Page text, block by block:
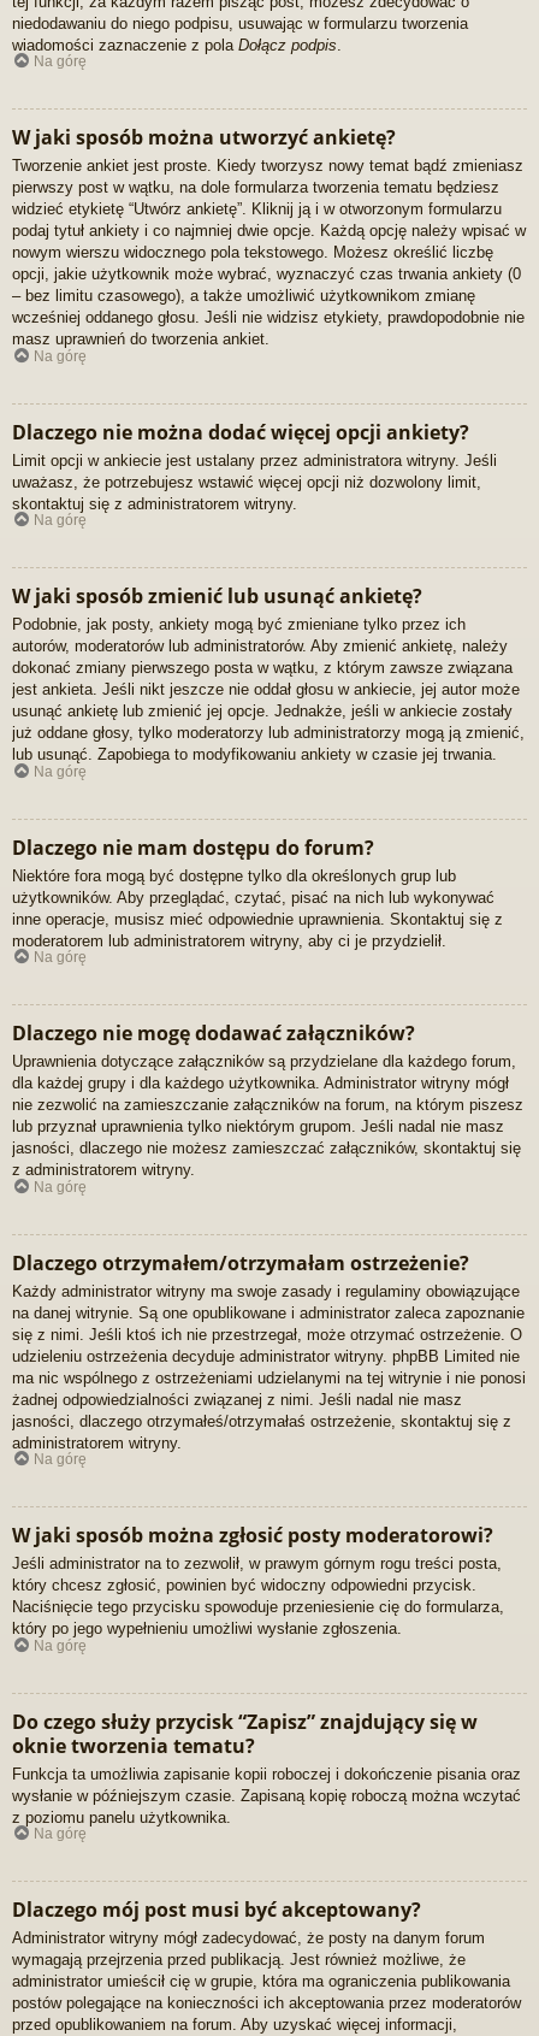
niedodawaniu do niego podpisu, usuwając w formularzu tworzenia
wiadomości zaznaczenie z pola Dołącz podpis
Na górę
W jaki sposób można utworzyć ankietę?
Tworzenie ankiet jest proste. Kiedy tworzysz nowy temat bądź zmieniasz
pierwszy post w wątku, na dole formularza tworzenia tematu będziesz
widzieć etykietę “Utwórz ankietę”. Kliknij ją i w otworzonym formularzu
podaj tytuł ankiety i co najmniej dwie opcje. Każdą opcję należy wpisać w
nowym wierszu widocznego pola tekstowego. Możesz określić liczbę
opcji, jakie użytkownik może wybrać, wyznaczyć czas trwania ankiety (0
– bez limitu czasowego), a także umożliwić użytkownikom zmianę
wcześniej oddanego głosu. Jeśli nie widzisz etykiety, prawdopodobnie nie
masz uprawnień do tworzenia ankiet.
Na górę
Dlaczego nie można dodać więcej opcji ankiety?
Limit opcji w ankiecie jest ustalany przez administratora witryny. Jeśli
uważasz, że potrzebujesz wstawić więcej opcji niż dozwolony limit,
skontaktuj się z administratorem witryny.
Na górę
W jaki sposób zmienić lub usunąć ankietę?
Podobnie, jak posty, ankiety mogą być zmieniane tylko przez ich
autorów, moderatorów lub administratorów. Aby zmienić ankietę, należy
dokonać zmiany pierwszego posta w wątku, z którym zawsze związana
jest ankieta. Jeśli nikt jeszcze nie oddał głosu w ankiecie, jej autor może
usunąć ankietę lub zmienić jej opcje. Jednakże, jeśli w ankiecie zostały
już oddane głosy, tylko moderatorzy lub administratorzy mogą ją zmienić,
lub usunąć. Zapobiega to modyfikowaniu ankiety w czasie jej trwania.
Na górę
Dlaczego nie mam dostępu do forum?
Niektóre fora mogą być dostępne tylko dla określonych grup lub
użytkowników. Aby przeglądać, czytać, pisać na nich lub wykonywać
inne operacje, musisz mieć odpowiednie uprawnienia. Skontaktuj się z
moderatorem lub administratorem witryny, aby ci je przydzielił.
Na górę
Dlaczego nie mogę dodawać załączników?
Uprawnienia dotyczące załączników są przydzielane dla każdego forum,
dla każdej grupy i dla każdego użytkownika. Administrator witryny mógł
nie zezwolić na zamieszczanie załączników na forum, na którym piszesz
lub przyznał uprawnienia tylko niektórym grupom. Jeśli nadal nie masz
jasności, dlaczego nie możesz zamieszczać załączników, skontaktuj się
z administratorem witryny.
Na górę
Dlaczego otrzymałem/otrzymałam ostrzeżenie?
Każdy administrator witryny ma swoje zasady i regulaminy obowiązujące
na danej witrynie. Są one opublikowane i administrator zaleca zapoznanie
się z nimi. Jeśli ktoś ich nie przestrzegał, może otrzymać ostrzeżenie. O
udzieleniu ostrzeżenia decyduje administrator witryny. phpBB Limited nie
ma nic wspólnego z ostrzeżeniami udzielanymi na tej witrynie i nie ponosi
żadnej odpowiedzialności związanej z nimi. Jeśli nadal nie masz
jasności, dlaczego otrzymałeś/otrzymałaś ostrzeżenie, skontaktuj się z
administratorem witryny.
Na górę
W jaki sposób można zgłosić posty moderatorowi?
Jeśli administrator na to zezwolił, w prawym górnym rogu treści posta,
który chcesz zgłosić, powinien być widoczny odpowiedni przycisk.
Naciśnięcie tego przycisku spowoduje przeniesienie cię do formularza,
który po jego wypełnieniu umożliwi wysłanie zgłoszenia.
Na górę
Do czego służy przycisk “Zapisz” znajdujący się w
oknie tworzenia tematu?
Funkcja ta umożliwia zapisanie kopii roboczej i dokończenie pisania oraz
wysłanie w późniejszym czasie. Zapisaną kopię roboczą można wczytać
z poziomu panelu użytkownika.
Na górę
Dlaczego mój post musi być akceptowany?
Administrator witryny mógł zadecydować, że posty na danym forum
wymagają przejrzenia przed publikacją. Jest również możliwe, że
administrator umieścił cię w grupie, która ma ograniczenia publikowania
postów polegające na konieczności ich akceptowania przez moderatorów
przed opublikowaniem na forum. Aby uzyskać więcej informacji,